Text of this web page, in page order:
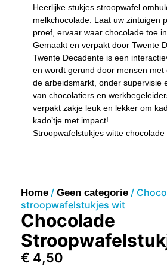
Heerlijke stukjes stroopwafel
melkchocolade. Laat uw zintuigen
proef, ervaar waar chocolade toe
Gemaakt en verpakt door Twente
Twente Decadente is een
en wordt gerund door mensen met
de arbeidsmarkt, onder supervisie
van chocolatiers en
verpakt zakje leuk en lekker om
kado’tje met impact!
Stroopwafelstukjes witte chocolade
Home / Geen categorie /
stroopwafelstukjes wit
Chocolade
€ 4,50